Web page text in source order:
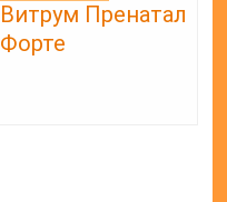
Витрум Пренатал
Форте